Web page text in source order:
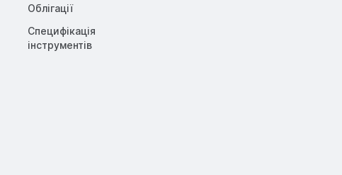
Облігації
Специфікація
інструментів